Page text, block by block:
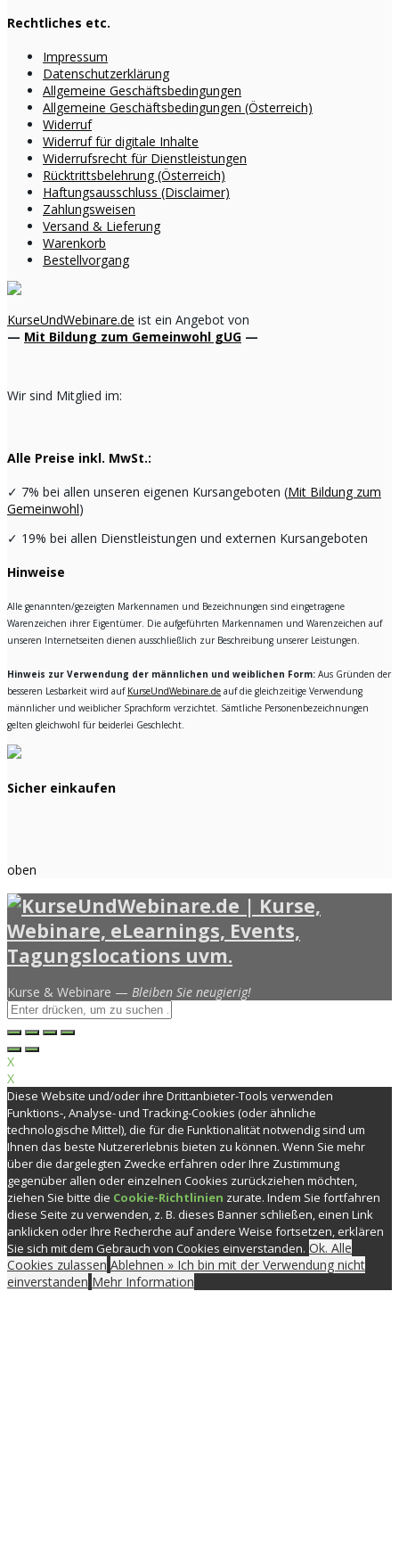
Rechtliches etc.
Impressum
Datenschutzerklärung
Allgemeine Geschäftsbedingungen
Allgemeine Geschäftsbedingungen (Österreich)
Widerruf
Widerruf für digitale Inhalte
Widerrufsrecht für Dienstleistungen
Rücktrittsbelehrung (Österreich)
Haftungsausschluss (Disclaimer)
Zahlungsweisen
Versand & Lieferung
Warenkorb
Bestellvorgang
KurseUndWebinare.de ist ein Angebot von
— Mit Bildung zum Gemeinwohl gUG —
Wir sind Mitglied im:
Alle Preise inkl. MwSt.:
✓ 7% bei allen unseren eigenen Kursangeboten (Mit Bildung zum
Gemeinwohl)
✓ 19% bei allen Dienstleistungen und externen Kursangeboten
Hinweise
Alle genannten/gezeigten Markennamen und Bezeichnungen sind eingetragene
Warenzeichen ihrer Eigentümer. Die aufgeführten Markennamen und Warenzeichen auf
unseren Internetseiten dienen ausschließlich zur Beschreibung unserer Leistungen.
Hinweis zur Verwendung der männlichen und weiblichen Form: Aus Gründen der
besseren Lesbarkeit wird auf KurseUndWebinare.de auf die gleichzeitige Verwendung
männlicher und weiblicher Sprachform verzichtet. Sämtliche Personenbezeichnungen
gelten gleichwohl für beiderlei Geschlecht.
Sicher einkaufen
oben
Kurse & Webinare — Bleiben Sie neugierig!
X
X
Diese Website und/oder ihre Drittanbieter-Tools verwenden
Funktions-, Analyse- und Tracking-Cookies (oder ähnliche
technologische Mittel), die für die Funktionalität notwendig sind um
Ihnen das beste Nutzererlebnis bieten zu können. Wenn Sie mehr
über die dargelegten Zwecke erfahren oder Ihre Zustimmung
gegenüber allen oder einzelnen Cookies zurückziehen möchten,
ziehen Sie bitte die Cookie-Richtlinien zurate. Indem Sie fortfahren
diese Seite zu verwenden, z. B. dieses Banner schließen, einen Link
anklicken oder Ihre Recherche auf andere Weise fortsetzen, erklären
Sie sich mit dem Gebrauch von Cookies einverstanden. Ok. Alle
Cookies zulassen Ablehnen » Ich bin mit der Verwendung nicht
einverstanden Mehr Information